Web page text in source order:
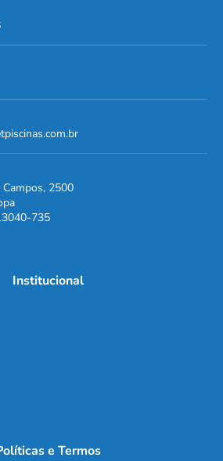
Campos, 2500
735
Institucional
e Termos